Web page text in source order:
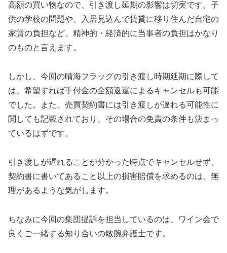
高額の買い物なので、引き渡し延期の影響は切実です。子
供の学校の問題や、入居見込んで賃貸に移り住んだ自宅の
家賃の負担など、精神的・経済的に当事者の負担はかなり
のものと言えます。
しかし、今回の晴海フラッグの引き渡し時期延期に際して
は、希望すれば手付金の全額返還によるキャンセルも可能
でした。また、売買契約書には引き渡しが遅れる可能性に
関しても記載されており、その場合の免責の条件も決まっ
ているはずです。
引き渡しが遅れることが分かった時点でキャンセルせず、
契約書に書いてあること以上の損害賠償を求めるのは、無
理があるような気がします。
ちなみに今回の集団提訴を担当しているのは、ワイン会で
良くご一緒する知り合いの敏腕弁護士です。